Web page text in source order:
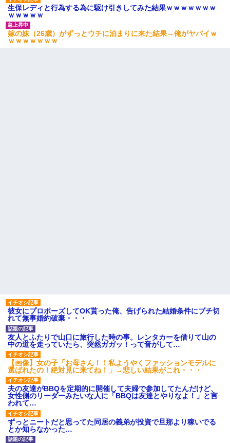
生保レディと行為する為に駆け引きしてみた結果ｗｗｗｗｗｗｗ
ｗｗｗｗｗ
嫁の妹（26歳）がずっとウチに泊まりに来た結果→俺がヤバイｗ
ｗｗｗｗｗｗｗ
彼女にプロポーズしてOK貰った俺、告げられた結婚条件にブチ切
れて無事婚約破棄・・・
友人とふたりで山口に旅行した時の事。レンタカーを借りて山の
中の道を走っていたら、突然ガガッ！って音がして…
【画像】女の子「お母さん！！私ようやくファッションモデルに
選ばれたの！絶対見に来てね！」→悲しい結果がこれ・・・
夫の友達がBBQを定期的に開催して夫婦で参加してたんだけど、
女性側のリーダーみたいな人に「BBQは友達とやりなよ！」と言
われて…
ずっとニートだと思ってた同居の義弟が投資で旦那より稼いでる
とか知らなかった…